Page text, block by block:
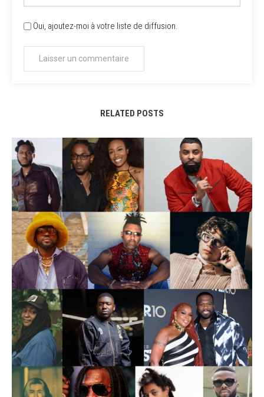
Oui, ajoutez-moi à votre liste de diffusion.
RELATED POSTS